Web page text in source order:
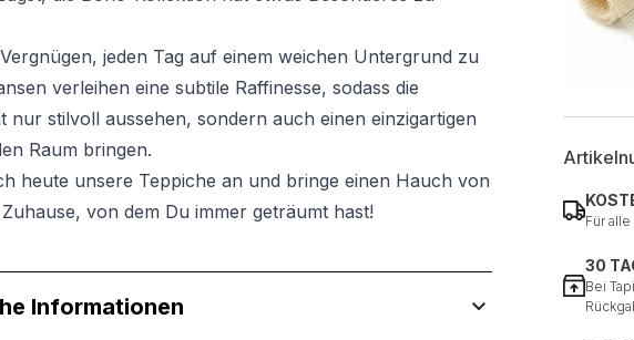
jeden Tag auf einem weichen Untergrund zu
verleihen eine subtile Raffinesse, sodass die
nur stilvoll aussehen, sondern auch einen einzigartigen
Raum bringen.
heute unsere Teppiche an und bringe einen Hauch von
von dem Du immer geträumt hast!
Für
30
Bei
Informationen